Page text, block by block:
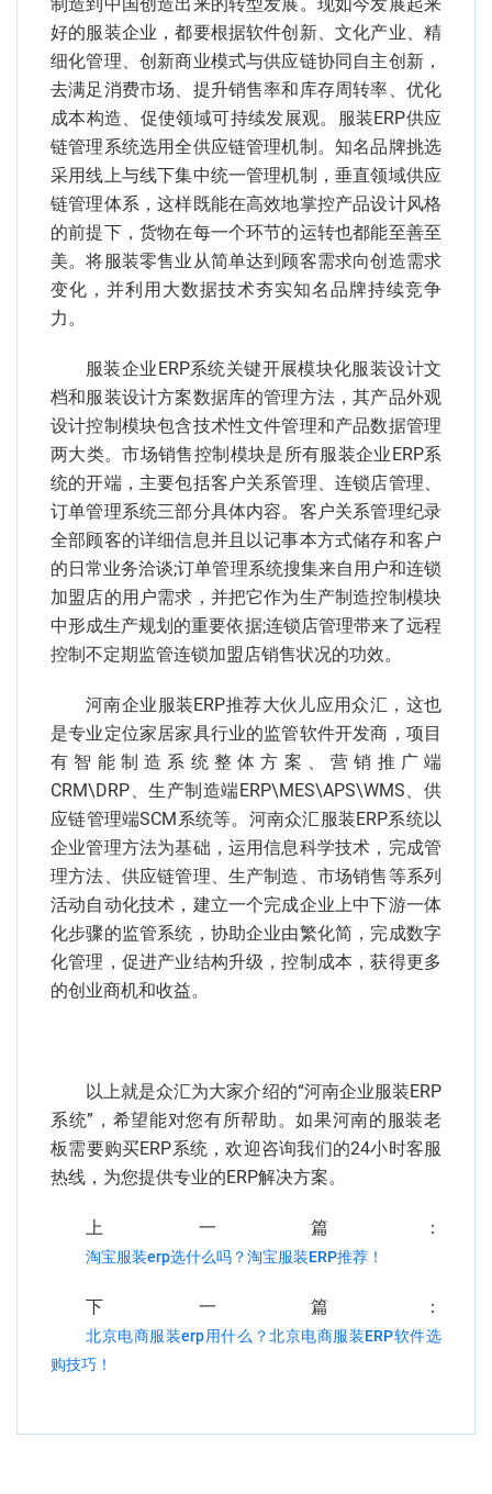
好的服装企业，都要根据软件创新、文化产业、精
细化管理、创新商业模式与供应链协同自主创新，
去满足消费市场、提升销售率和库存周转率、优化
成本构造、促使领域可持续发展观。服装ERP供应
链管理系统选用全供应链管理机制。知名品牌挑选
采用线上与线下集中统一管理机制，垂直领域供应
链管理体系，这样既能在高效地掌控产品设计风格
的前提下，货物在每一个环节的运转也都能至善至
美。将服装零售业从简单达到顾客需求向创造需求
变化，并利用大数据技术夯实知名品牌持续竞争
力。
服装企业ERP系统关键开展模块化服装设计文
档和服装设计方案数据库的管理方法，其产品外观
设计控制模块包含技术性文件管理和产品数据管理
两大类。市场销售控制模块是所有服装企业ERP系
统的开端，主要包括客户关系管理、连锁店管理、
订单管理系统三部分具体内容。客户关系管理纪录
全部顾客的详细信息并且以记事本方式储存和客户
的日常业务洽谈;订单管理系统搜集来自用户和连锁
加盟店的用户需求，并把它作为生产制造控制模块
中形成生产规划的重要依据;连锁店管理带来了远程
控制不定期监管连锁加盟店销售状况的功效。
河南企业服装ERP推荐大伙儿应用众汇，这也
是专业定位家居家具行业的监管软件开发商，项目
有智能制造系统整体方案、营销推广端
CRM\DRP、生产制造端ERP\MES\APS\WMS、供
应链管理端SCM系统等。河南众汇服装ERP系统以
企业管理方法为基础，运用信息科学技术，完成管
理方法、供应链管理、生产制造、市场销售等系列
活动自动化技术，建立一个完成企业上中下游一体
化步骤的监管系统，协助企业由繁化简，完成数字
化管理，促进产业结构升级，控制成本，获得更多
的创业商机和收益。
以上就是众汇为大家介绍的“河南企业服装ERP
系统”，希望能对您有所帮助。如果河南的服装老
板需要购买ERP系统，欢迎咨询我们的24小时客服
热线，为您提供专业的ERP解决方案。
上一篇：
淘宝服装erp选什么吗？淘宝服装ERP推荐！
下一篇：
北京电商服装erp用什么？北京电商服装ERP软件选
购技巧！